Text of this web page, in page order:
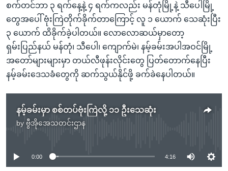
စက်တင်ဘာ ၃ ရက်နေ့နဲ့ ၄ ရက်ကလည်း မန်တုံမြို့နဲ့ သီပေါမြို့
တွေအပေါ် ဗုံးကြဲတိုက်ခိုက်တာကြောင့် လူ ၁ ယောက် သေဆုံးပြီး
၃ ယောက် ထိခိုက်ခဲ့ပါတယ်။ လောလောဆယ်မှာတော့
ရှမ်းပြည်နယ် မန်တုံ၊ သီပေါ၊ ကျောက်မဲ၊ နမ့်ခမ်းအပါအဝင်မြို့
အတော်များများမှာ တယ်လီဖုန်းလိုင်းတွေ ပြတ်တောက်နေပြီး
နမ့်ခမ်းဒေသခံတွေကို ဆက်သွယ်နိုင်ဖို့ ခက်ခဲနေပါတယ်။
နမ့်ခမ်းမှာ စစ်တပ်ဗုံးကြဲလို့ ၁၁ ဦးသေဆုံး
by ဗွီအိုအေသတင်းဌာန
No media source currently available
0:00 4:16